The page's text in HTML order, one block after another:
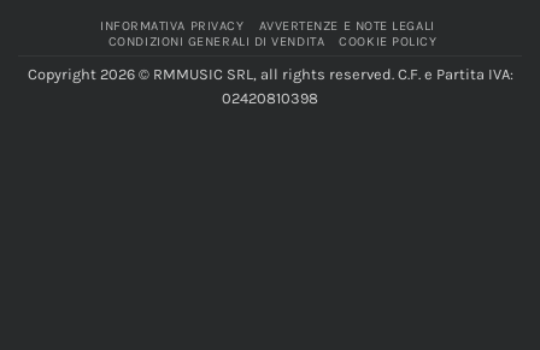
INFORMATIVA PRIVACY
AVVERTENZE E NOTE LEGALI
CONDIZIONI GENERALI DI VENDITA
COOKIE POLICY
Copyright 2026 © RMMUSIC SRL, all rights reserved. C.F. e Partita IVA:
02420810398